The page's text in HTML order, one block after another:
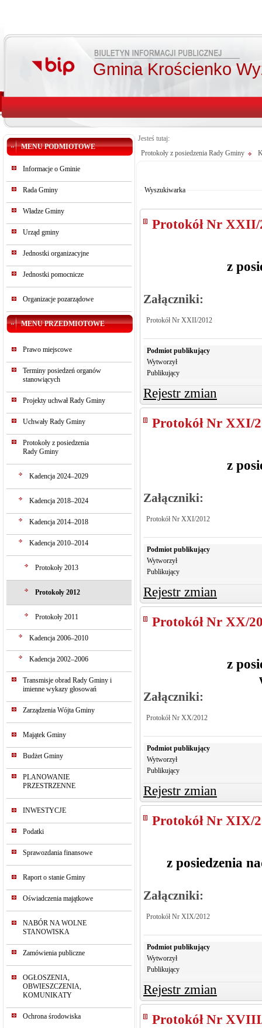
Gmina Krościenko
MENU PODMIOTOWE
Informacje o Gminie
Rada Gminy
Władze Gminy
Urząd gminy
Jednostki organizacyjne
Jednostki pomocnicze
Organizacje pozarządowe
MENU PRZEDMIOTOWE
Prawo miejscowe
Terminy posiedzeń organów
stanowiących
Projekty uchwał Rady Gminy
Uchwały Rady Gminy
Protokoły z posiedzenia
Rady Gminy
Kadencja 2024–2029
Kadencja 2018–2024
Kadencja 2014–2018
Kadencja 2010–2014
Protokoły 2013
Protokoły 2012
Protokoły 2011
Kadencja 2006–2010
Kadencja 2002–2006
Transmisje obrad Rady Gminy i
imienne wykazy głosowań
Zarządzenia Wójta Gminy
Majątek Gminy
Budżet Gminy
PLANOWANIE
PRZESTRZENNE
INWESTYCJE
Podatki
Sprawozdania finansowe
Raport o stanie Gminy
Oświadczenia majątkowe
NABÓR NA WOLNE
STANOWISKA
Zamówienia publiczne
OGŁOSZENIA,
OBWIESZCZENIA,
KOMUNIKATY
Ochrona środowiska
Jesteś tutaj:
Protokoły z posiedzenia Rady Gminy
Wyszukiwarka
Protokół Nr XXII/
z
Załączniki:
Protokół Nr XXII/2012
Podmiot publikujący
Wytworzył
Publikujący
Rejestr zmian
Protokół Nr XXI/
z
Załączniki:
Protokół Nr XXI/2012
Podmiot publikujący
Wytworzył
Publikujący
Rejestr zmian
Protokół Nr XX/
z
Załączniki:
Protokół Nr XX/2012
Podmiot publikujący
Wytworzył
Publikujący
Rejestr zmian
Protokół Nr XIX/
z posiedzenia
Załączniki:
Protokół Nr XIX/2012
Podmiot publikujący
Wytworzył
Publikujący
Rejestr zmian
Protokół Nr